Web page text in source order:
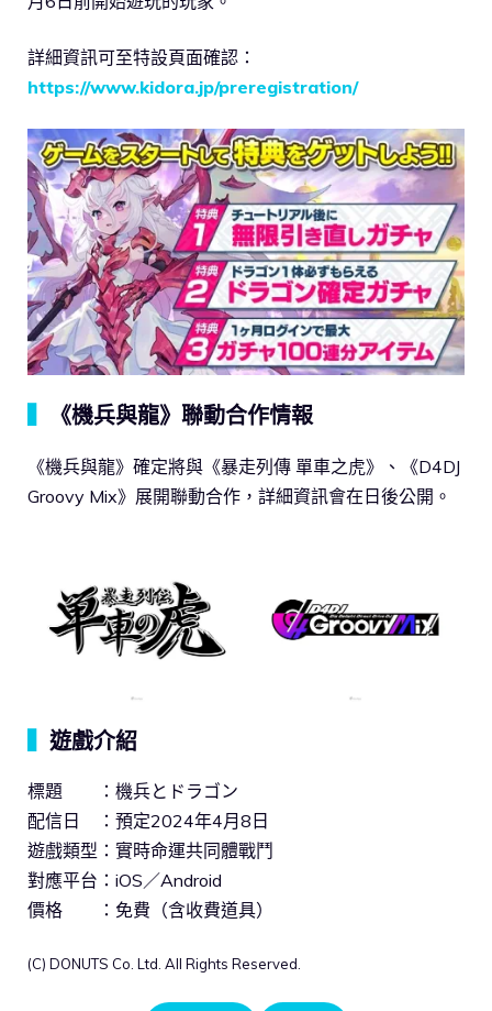
詳細資訊可至特設頁面確認：
https://www.kidora.jp/preregistration/
《機兵與龍》聯動合作情報
《機兵與龍》確定將與《暴走列傳 單車之虎》、《D4DJ
Groovy Mix》展開聯動合作，詳細資訊會在日後公開。
遊戲介紹
標題 ：機兵とドラゴン
配信日 ：預定2024年4月8日
遊戲類型：實時命運共同體戰鬥
對應平台：iOS／Android
價格 ：免費（含收費道具）
(C) DONUTS Co. Ltd. All Rights Reserved.